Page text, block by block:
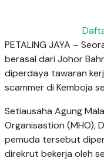
PETALING JAYA –
berasal dari Johor
diperdaya tawaran
scammer di Kemboja
Setiausaha Agung
Organisastion (MHO),
pemuda tersebut
direkrut bekerja oleh